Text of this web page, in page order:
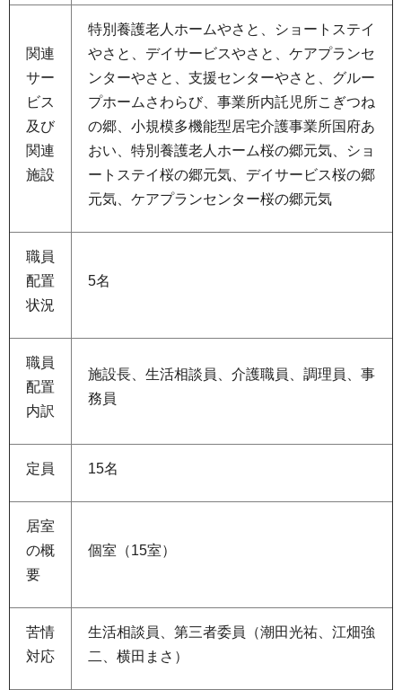
関連
サー
ビス
及び
関連
施設
特別養護老人ホームやさと、ショートステイ
やさと、デイサービスやさと、ケアプランセ
ンターやさと、支援センターやさと、グルー
プホームさわらび、事業所内託児所こぎつね
の郷、小規模多機能型居宅介護事業所国府あ
おい、特別養護老人ホーム桜の郷元気、ショ
ートステイ桜の郷元気、デイサービス桜の郷
元気、ケアプランセンター桜の郷元気
職員
配置
状況
5名
職員
配置
内訳
施設長、生活相談員、介護職員、調理員、事
務員
定員 15名
居室
の概
要
個室（15室）
苦情
対応
生活相談員、第三者委員（潮田光祐、江畑強
二、横田まさ）